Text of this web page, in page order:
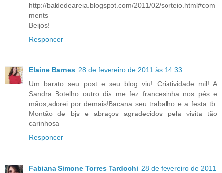
http://baldedeareia.blogspot.com/2011/02/sorteio.html#com
ments
Beijos!
Responder
Elaine Barnes 28 de fevereiro de 2011 às 14:33
Um barato seu post e seu blog viu! Criatividade mil! A
Sandra Botelho outro dia me fez francesinha nos pés e
mãos,adorei por demais!Bacana seu trabalho e a festa tb.
Montão de bjs e abraços agradecidos pela visita tão
carinhosa
Responder
Fabiana Simone Torres Tardochi 28 de fevereiro de 2011